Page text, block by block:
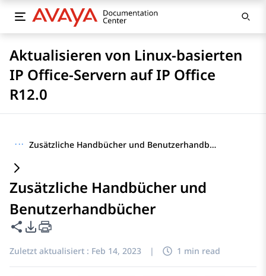
Aktualisieren von Linux-basierten
IP Office-Servern auf IP Office
R12.0
··· Zusätzliche Handbücher und Benutzerhandbücher
Zusätzliche Handbücher und
Benutzerhandbücher
Diese Seite teilen
PDF-Exportoptionen
Zuletzt aktualisiert : Feb 14, 2023 | 1 min read